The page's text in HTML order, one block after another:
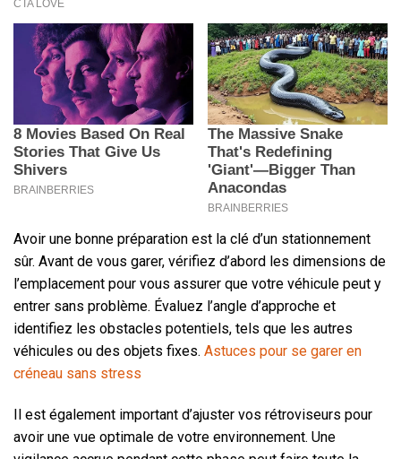
Avoir une bonne préparation est la clé d’un stationnement
sûr. Avant de vous garer, vérifiez d’abord les dimensions de
l’emplacement pour vous assurer que votre véhicule peut y
entrer sans problème. Évaluez l’angle d’approche et
identifiez les obstacles potentiels, tels que les autres
véhicules ou des objets fixes. Astuces pour se garer en
créneau sans stress
Il est également important d’ajuster vos rétroviseurs pour
avoir une vue optimale de votre environnement. Une